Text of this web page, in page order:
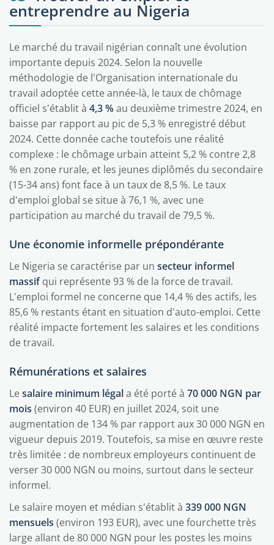
entreprendre au Nigeria
Le marché du travail nigérian connaît une évolution
importante depuis 2024. Selon la nouvelle
méthodologie de l'Organisation internationale du
travail adoptée cette année-là, le taux de chômage
officiel s'établit à 4,3 %au deuxième trimestre 2024, en
baisse par rapport au pic de 5,3 % enregistré début
2024. Cette donnée cache toutefois une réalité
complexe : le chômage urbain atteint 5,2 % contre 2,8
% en zone rurale, et les jeunes diplômés du secondaire
(15-34 ans) font face à un taux de 8,5 %. Le taux
d'emploi global se situe à 76,1 %, avec une
participation au marché du travail de 79,5 %.
Une économie informelle prépondérante
Le Nigeria se caractérise par un secteur informel
massifqui représente 93 % de la force de travail.
L'emploi formel ne concerne que 14,4 % des actifs, les
85,6 % restants étant en situation d'auto-emploi. Cette
réalité impacte fortement les salaires et les conditions
de travail.
Rémunérations et salaires
Lesalaire minimum légala été porté à 70 000 NGN par
mois (environ 40 EUR) en juillet 2024, soit une
augmentation de 134 % par rapport aux 30 000 NGN en
vigueur depuis 2019. Toutefois, sa mise en œuvre reste
très limitée : de nombreux employeurs continuent de
verser 30 000 NGN ou moins, surtout dans le secteur
informel.
Le salaire moyen et médian s'établit à 339 000 NGN
mensuels (environ 193 EUR), avec une fourchette très
large allant de 80 000 NGN pour les postes les moins